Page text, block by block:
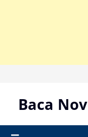
contentBaca